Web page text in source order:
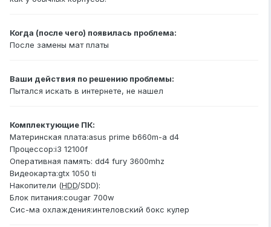
Когда (после чего) появилась проблема:
После замены мат платы
Ваши действия по решению проблемы:
Пытался искать в интернете, не нашел
Комплектующие ПК:
Материнская плата:asus prime b660m-a d4
Процессор:i3 12100f
Оперативная память: dd4 fury 3600mhz
Видеокарта:gtx 1050 ti
Накопители (HDD/SDD):
Блок питания:cougar 700w
Сис-ма охлаждения:интеловский бокс кулер